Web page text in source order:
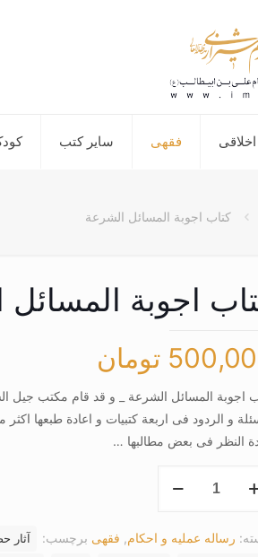
فقهی سایر کتب
کتاب اجوبة المسائل الشرعة
اجوبة
تومان
اجوبة المسائل الشرعة _ و قد قام مکتب جیل
و الردود فی اربعة کتبیات و اعادة طبعها
النظر فی بعض مطالبها …
رساله عملیه و احکام, فقهی برچسب: آثار